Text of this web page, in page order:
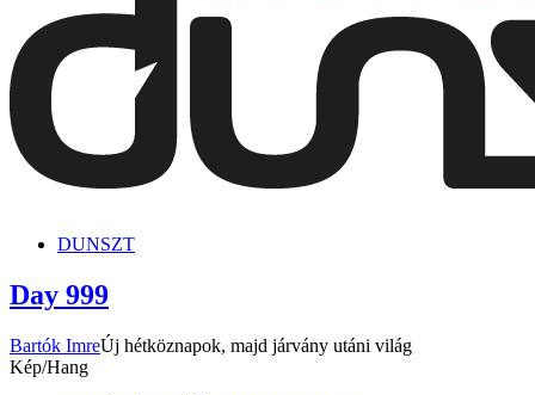
DUNSZT
Day 999
Bartók ImreÚj hétköznapok, majd járvány utáni világ
Kép/Hang